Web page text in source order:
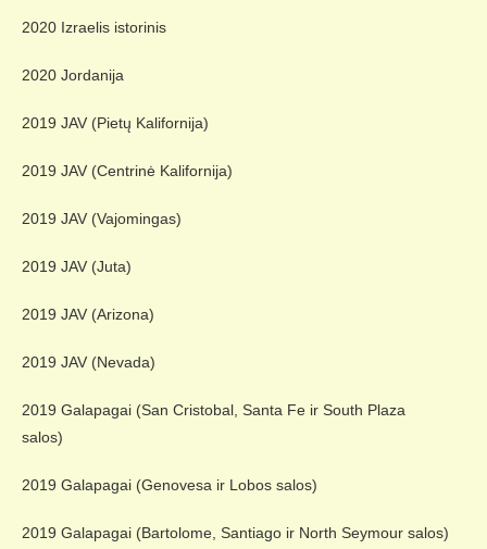
2020 Izraelis istorinis
2020 Jordanija
2019 JAV (Pietų Kalifornija)
2019 JAV (Centrinė Kalifornija)
2019 JAV (Vajomingas)
2019 JAV (Juta)
2019 JAV (Arizona)
2019 JAV (Nevada)
2019 Galapagai (San Cristobal, Santa Fe ir South Plaza
salos)
2019 Galapagai (Genovesa ir Lobos salos)
2019 Galapagai (Bartolome, Santiago ir North Seymour salos)